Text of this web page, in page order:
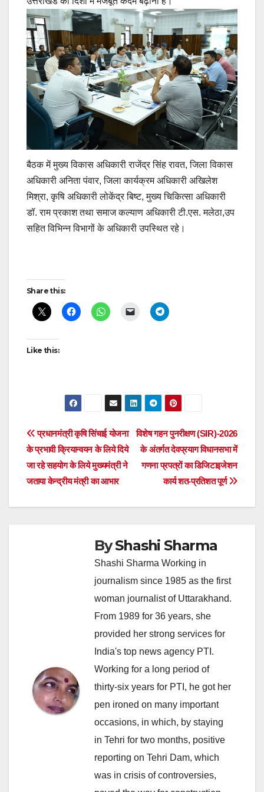
बैठक में मुख्य विकास अधिकारी राजेंद्र सिंह रावत, जिला विकास
अधिकारी अनिता पंवार, जिला कार्यक्रम अधिकारी अखिलेश
मिश्रा, कृषि अधिकारी लोकेंद्र बिष्ट, मुख्य चिकित्सा अधिकारी
डॉ. राम प्रकाश तथा समाज कल्याण अधिकारी टी.एस. मलेठा,उप
सहित विभिन्न विभागों के अधिकारी उपस्थित रहे।
Post
navigation
Share this:
Like this:
Post
navigation
विशेष गहन पुनरीक्षण (SIR)-2026
के अंतर्गत देवप्रयाग विधानसभा में
गणना प्रपत्रों का डिजिटाइजेशन
कार्य शत-प्रतिशत पूर्ण
प्रधानमंत्री कृषि सिंचाई योजना
के प्रभावी क्रियान्वयन के लिये दिये
जा रहे सहयोग के लिये मुख्यमंत्री ने
जताया केन्द्रीय मंत्री का आभार
ByShashi Sharma
Shashi Sharma Working in
journalism since 1985 as the first
woman journalist of Uttarakhand.
From 1989 for 36 years, she
provided her strong services for
India's top news agency PTI.
Working for a long period of
thirty-six years for PTI, he got her
pen ironed on many important
occasions, in which, by staying
in Tehri for two months, positive
reporting on Tehri Dam, which
was in crisis of controversies,